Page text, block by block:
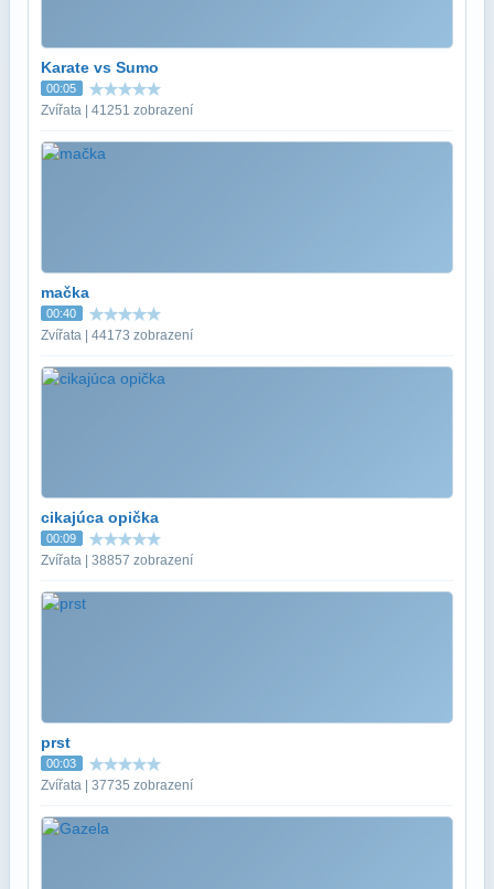
Karate vs Sumo
00:05
Zvířata | 41251 zobrazení
mačka
00:40
Zvířata | 44173 zobrazení
cikajúca opička
00:09
Zvířata | 38857 zobrazení
prst
00:03
Zvířata | 37735 zobrazení